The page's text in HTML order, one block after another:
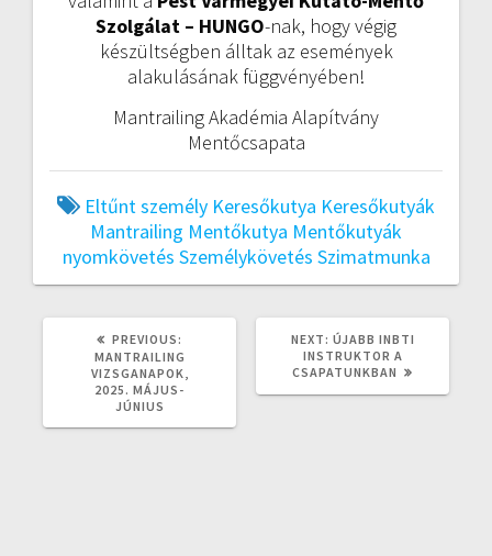
Szolgálat – HUNGO-nak, hogy végig
készültségben álltak az események
alakulásának függvényében!
Mantrailing Akadémia Alapítvány
Mentőcsapata
Eltűnt személy Keresőkutya Keresőkutyák
Mantrailing Mentőkutya Mentőkutyák
nyomkövetés Személykövetés Szimatmunka
PREVIOUS:
POST:
MANTRAILING
VIZSGANAPOK,
2025. MÁJUS-
JÚNIUS
NEXT: NEXT
POST:
ÚJABB INBTI
INSTRUKTOR A
CSAPATUNKBAN